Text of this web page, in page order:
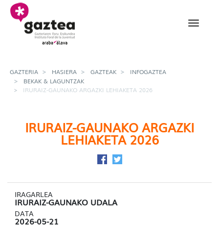
Eduki nagusira joan
Iruraiz-Gaunako
GAZTERIA HASIERA GAZTEAK
INFOGAZTEA
BEKAK & LAGUNTZAK
IRURAIZ-GAUNAKO ARGAZKI LEHIAKETA 2026
IRURAIZ-GAUNAKO ARGAZKI
LEHIAKETA 2026
Facebook-en partekatu
Twitter-en partekatu
IRAGARLEA
IRURAIZ-GAUNAKO UDALA
DATA
2026-05-21